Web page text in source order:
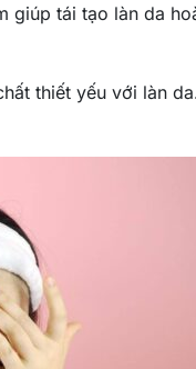
giúp tái tạo làn da
thiết yếu với làn